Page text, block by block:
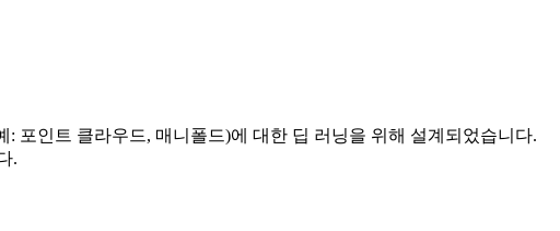
: 포인트 클라우드, 매니폴드)에 대한 딥 러닝을 위해 설계되었습니다.
.